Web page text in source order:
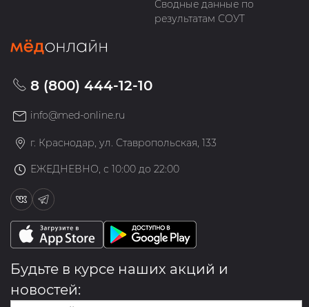
Сводные данные по
результатам СОУТ
8 (800) 444-12-10
info@med-online.ru
г. Краснодар, ул. Ставропольская, 133
ЕЖЕДНЕВНО, с 10:00 до 22:00
Будьте в курсе наших акций и
новостей: